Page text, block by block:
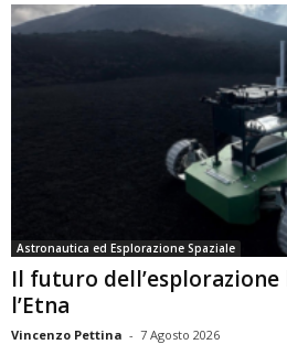
Astronautica ed Esplorazione Spaziale
Il futuro dell’esplorazione
l’Etna
Vincenzo Pettina - 7 Agosto 2026